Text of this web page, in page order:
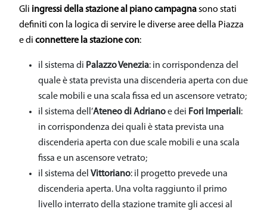
Gli ingressi della stazione al piano campagnasono stati
definiti con la logica di servire le diverse aree della Piazza
e di connettere la stazione con:
il sistema di Palazzo Venezia: in corrispondenza del
quale è stata prevista una discenderia aperta con due
scale mobili e una scala fissa ed un ascensore vetrato;
il sistema dell’Ateneo di Adrianoe dei Fori Imperiali:
in corrispondenza dei quali è stata prevista una
discenderia aperta con due scale mobili e una scala
fissa e un ascensore vetrato;
il sistema del Vittoriano: il progetto prevede una
discenderia aperta. Una volta raggiunto il primo
livello interrato della stazione tramite gli accesi al